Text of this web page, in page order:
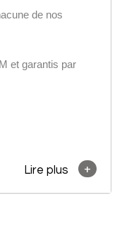
de nos
et garantis par
Lire plus +